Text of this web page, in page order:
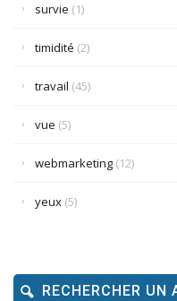
survie (1)
timidité (2)
travail (45)
vue (5)
webmarketing (12)
yeux (5)
RECHERCHER UN